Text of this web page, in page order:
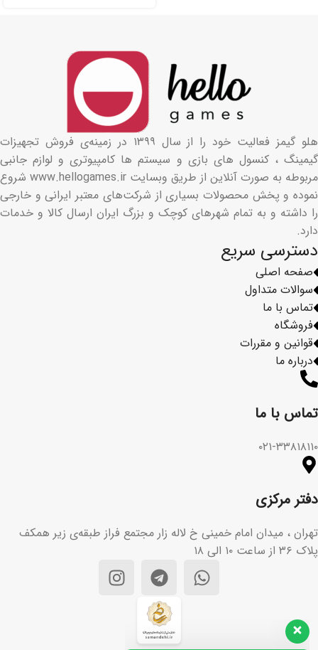
تماس با ما​
۰۲۱-۳۳۸۱۸۱۱۰
دفتر مرکزی
تهران ، میدان امام خمینی خ لاله زار مجتمع فراز طبقه‌ی زیر همکف
پلاک ۳۶ از ساعت ۱۰ الی ۱۸
فروشگاه
قوانین و مقررات
درباره ما
دسترسی سریع
صفحه اصلی
سوالات متداول
تماس با ما
هلو گیمز فعالیت خود را از سال ۱۳۹۹ در زمینه‌ی فروش تجهیزات
گیمینگ ، کنسول های بازی و سیستم ها کامپیوتری و لوازم جانبی
مربوطه به صورت آنلاین از طریق وبسایت www.hellogames.ir شروع
نموده و پخش محصولات بسیاری از شرکت‌های معتبر ایرانی و خارجی
را داشته و به تمام شهرهای کوچک و بزرگ ایران ارسال کالا و خدمات
دارد.
تیم پشتیبانی مشتریان ما آماده